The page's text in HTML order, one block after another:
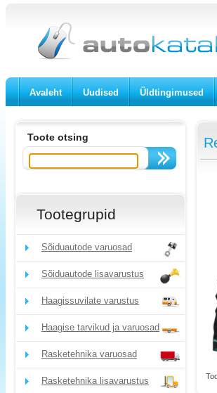
Avaleht Uudised Üldtingimused
Toote otsing
Tootegrupid
Sõiduautode varuosad
Sõiduautode lisavarustus
Haagissuvilate varustus
Haagise tarvikud ja varuosad
Rasketehnika varuosad
Rasketehnika lisavarustus